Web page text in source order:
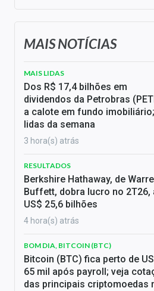
MAIS NOTÍCIAS
MAIS LIDAS
Dos R$ 17,4 bilhões em
dividendos da Petrobras
a calote em fundo
lidas da semana
3 hora(s) atrás
RESULTADOS
Berkshire Hathaway, de
Buffett, dobra lucro no 2T26,
US$ 25,6 bilhões
4 hora(s) atrás
BOM DIA, BITCOIN (BTC)
Bitcoin (BTC) fica perto de
65 mil após payroll; veja
das principais criptomoedas